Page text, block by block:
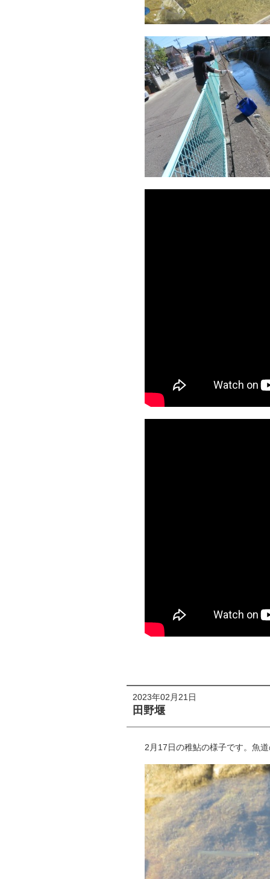
2023年02月21日
田野堰
2月17日の稚鮎の様子です。魚